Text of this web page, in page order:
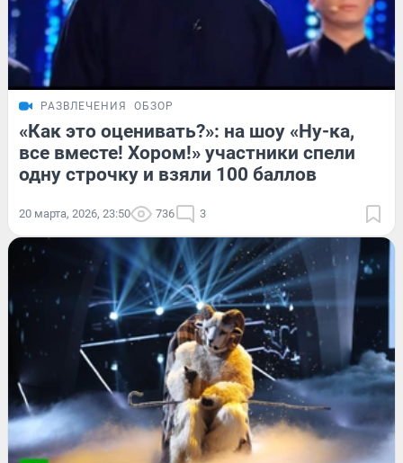
РАЗВЛЕЧЕНИЯ ОБЗОР
«Как это оценивать?»: на шоу «Ну-ка,
все вместе! Хором!» участники спели
одну строчку и взяли 100 баллов
20 марта, 2026, 23:50 736 3